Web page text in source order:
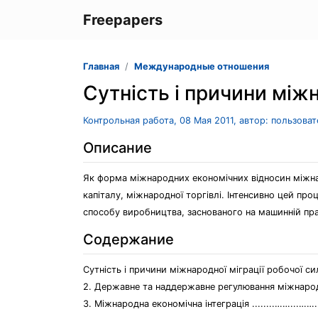
Freepapers
Главная Международные отношения
Сутність і причини
Контрольная работа, 08 Мая 2011, автор:
Описание
Як форма міжнародних економічних відносин
капіталу, міжнародної торгівлі. Інтенсивно цей
способу виробництва, заснованого на машинній
Содержание
Сутність і причини міжнародної міграції робочої
2. Державне та наддержавне регулювання
3. Міжнародна економічна інтеграція